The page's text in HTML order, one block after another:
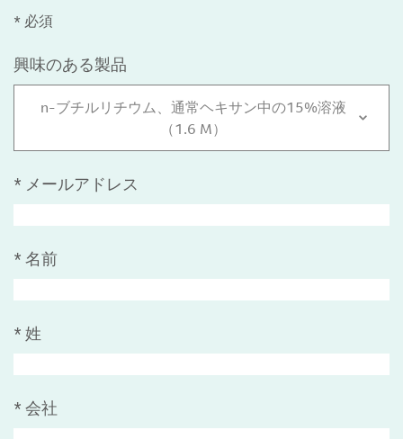
* 必須
興味のある製品
n-ブチルリチウム、通常ヘキサン中の15%溶液
（1.6 M）
* メールアドレス
* 名前
* 姓
* 会社